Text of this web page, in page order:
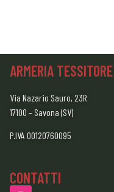
ARMERIA TESSITORE
Via Nazario Sauro, 23R
17100 – Savona (SV)
P.IVA 00120760095
CONTATTI